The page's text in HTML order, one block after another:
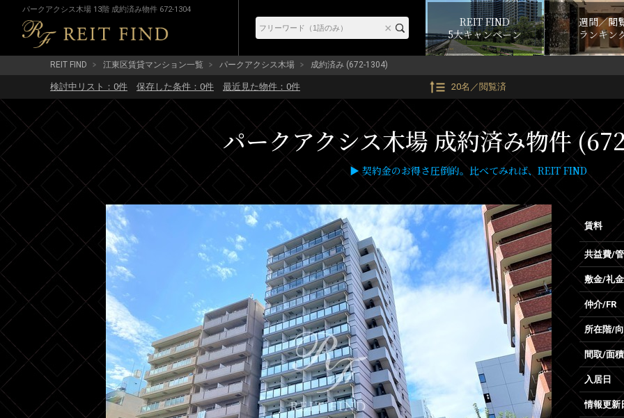
パークアクシス木場 13階 成約済み物件 672-1304
REIT FIND
5大キャンペーン
週間／閲
ランキン
REIT FIND 江東区賃貸マンション一覧 パークアクシス木場 成約済み (672-1304)
検討中リスト： 0件 保存した条件： 0件 最近見た物件： 0件 20名／閲覧済
パークアクシス木場 成約済み物件
▶ 契約金のお得さ圧倒的。比べてみれば、REIT FIND
賃料
共益費/
敷金/礼金
仲介/FR
所在階/
間取/面積
入居日
情報更新